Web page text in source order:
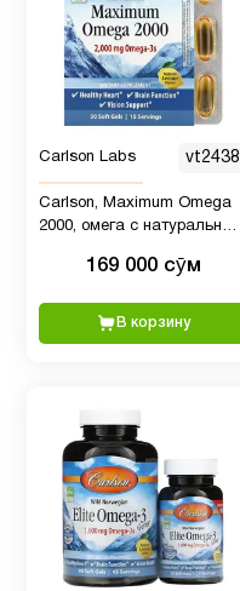
Магний
глицинат
4
Микроэлементы
Мужчинам 40
Мультивитамины
Carlson Labs vt2438
Carlson, Maximum Omega
2000, омега с натуральным
капсул (1000 мг в 1
169 000 сӯм
В корзину